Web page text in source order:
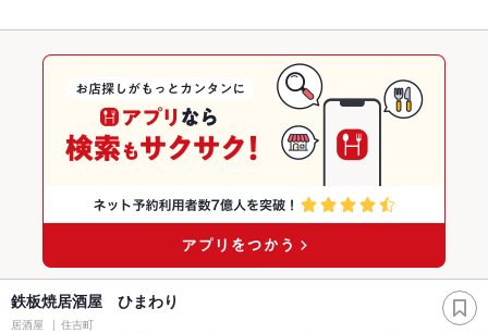
鉄板焼居酒屋 ひまわり
居酒屋 住吉町